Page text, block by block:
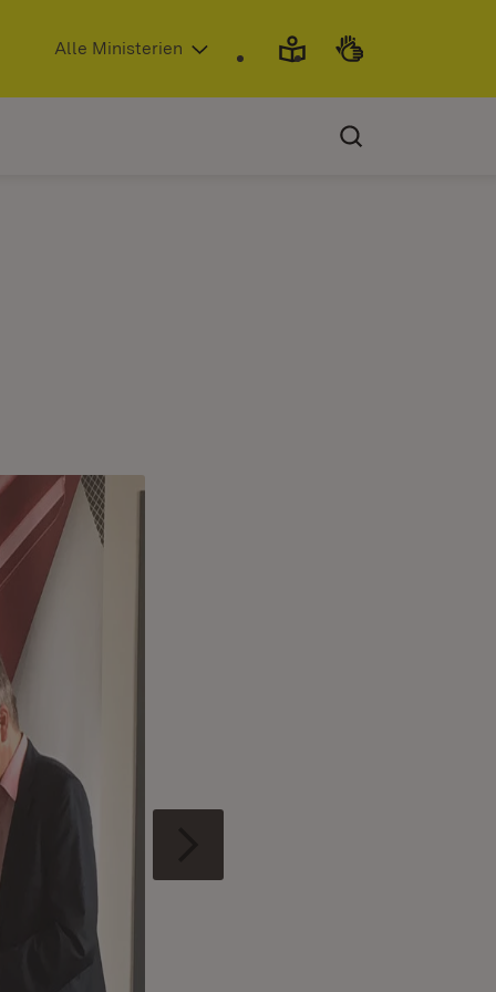
(Öffnet in neuem Fenster)
Alle Ministerien